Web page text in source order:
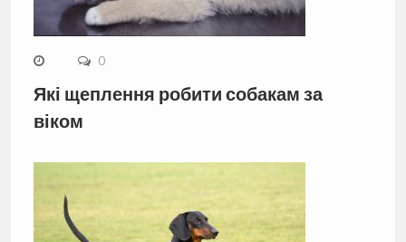
0
Які щеплення робити собакам за
віком